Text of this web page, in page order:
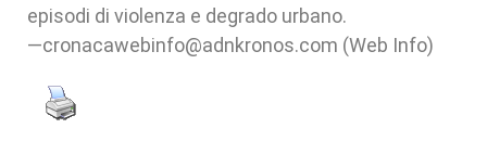
episodi di violenza e degrado urbano.
—cronacawebinfo@adnkronos.com (Web Info)